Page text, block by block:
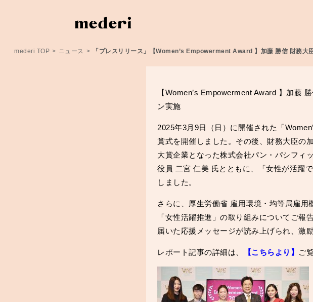
mederi TOP > ニュース > 「プレスリリース」【Women’s Empowerment Award 】加藤 勝信 財務大
【Women’s Empowerment Award 】加藤
ン実施
2025年3月9日（日）に開催された「
賞式を開催しました。その後、財務大臣の
大賞企業となった株式会社パン・パシフィ
役員 二宮 仁美 氏とともに、「女性が活躍
しました。
さらに、厚生労働省 雇用環境・均等局雇
「女性活躍推進」の取り組みについてご
届いた応援メッセージが読み上げられ、激
レポート記事の詳細は、 【こちらより】 ご